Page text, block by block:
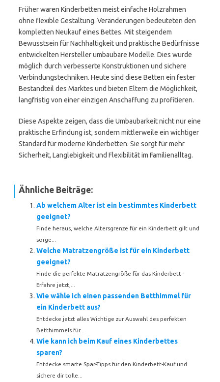
Früher waren Kinderbetten meist einfache Holzrahmen
ohne flexible Gestaltung. Veränderungen bedeuteten den
kompletten Neukauf eines Bettes. Mit steigendem
Bewusstsein für Nachhaltigkeit und praktische Bedürfnisse
entwickelten Hersteller umbaubare Modelle. Dies wurde
möglich durch verbesserte Konstruktionen und sichere
Verbindungstechniken. Heute sind diese Betten ein fester
Bestandteil des Marktes und bieten Eltern die Möglichkeit,
langfristig von einer einzigen Anschaffung zu profitieren.
Diese Aspekte zeigen, dass die Umbaubarkeit nicht nur eine
praktische Erfindung ist, sondern mittlerweile ein wichtiger
Standard für moderne Kinderbetten. Sie sorgt für mehr
Sicherheit, Langlebigkeit und Flexibilität im Familienalltag.
Ähnliche Beiträge:
Ab welchem Alter ist ein bestimmtes Kinderbett
geeignet?
Finde heraus, welche Altersgrenze für ein Kinderbett gilt und
sorge...
Welche Matratzengröße ist für ein Kinderbett
geeignet?
Finde die perfekte Matratzengröße für das Kinderbett -
Erfahre jetzt,...
Wie wähle ich einen passenden Betthimmel für
ein Kinderbett aus?
Entdecke jetzt alles Wichtige zur Auswahl des perfekten
Betthimmels für...
Wie kann ich beim Kauf eines Kinderbettes
sparen?
Entdecke smarte Spar-Tipps für den Kinderbett-Kauf und
sichere dir tolle...